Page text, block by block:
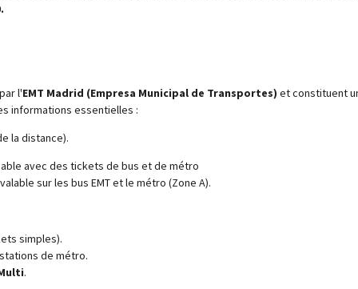
l'EMT Madrid (Empresa Municipal de Transportes) et constituent
informations essentielles :
la distance).
avec des tickets de bus et de métro
sur les bus EMT et le métro (Zone A).
simples).
de métro.
.